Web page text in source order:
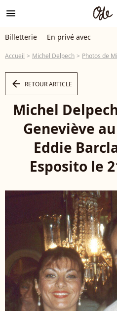
menu
Billetterie En privé avec
Accueil Michel Delpech Photos de
arrow_left RETOUR ARTICLE
Michel
Geneviève
Eddie
Esposito le